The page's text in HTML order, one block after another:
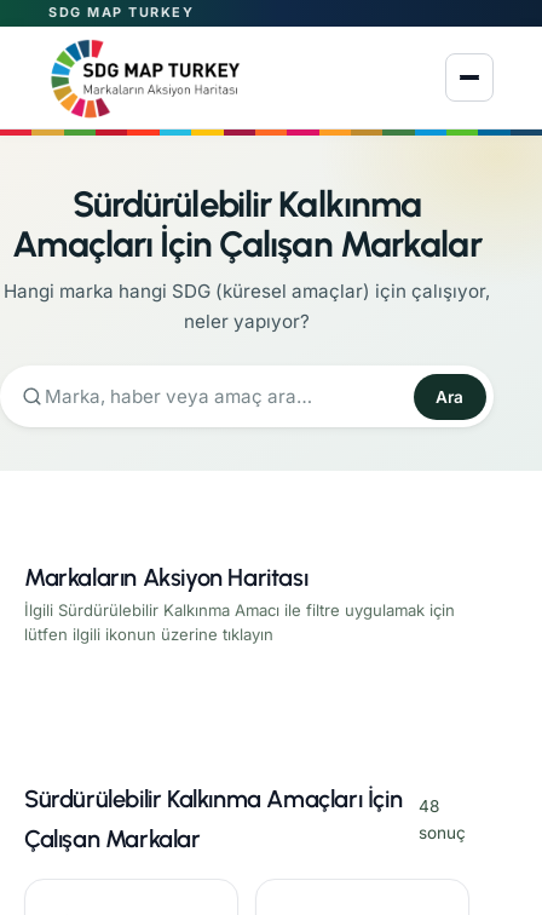
SDG MAP TURKEY
Menüyü aç
Sürdürülebilir Kalkınma
Amaçları İçin Çalışan Markalar
Hangi marka hangi SDG (küresel amaçlar) için çalışıyor,
neler yapıyor?
Ara
Markaların Aksiyon Haritası
İlgili Sürdürülebilir Kalkınma Amacı ile filtre uygulamak için
lütfen ilgili ikonun üzerine tıklayın
Sürdürülebilir Kalkınma Amaçları İçin
Çalışan Markalar
48
sonuç